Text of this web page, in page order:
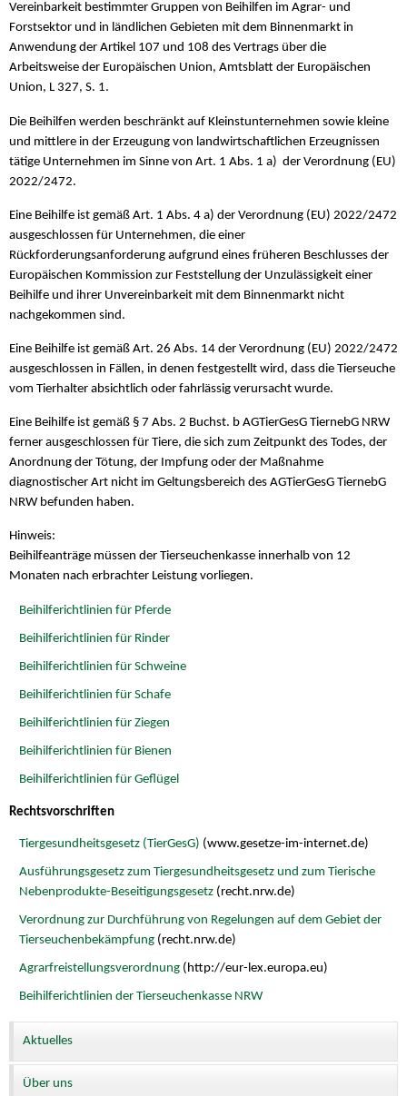
Vereinbarkeit bestimmter Gruppen von Beihilfen im Agrar- und
Forstsektor und in ländlichen Gebieten mit dem Binnenmarkt in
Anwendung der Artikel 107 und 108 des Vertrags über die
Arbeitsweise der Europäischen Union, Amtsblatt der Europäischen
Union, L 327, S. 1.
Die Beihilfen werden beschränkt auf Kleinstunternehmen sowie kleine
und mittlere in der Erzeugung von landwirtschaftlichen Erzeugnissen
tätige Unternehmen im Sinne von Art. 1 Abs. 1 a) der Verordnung (EU)
2022/2472.
Eine Beihilfe ist gemäß Art. 1 Abs. 4 a) der Verordnung (EU) 2022/2472
ausgeschlossen für Unternehmen, die einer
Rückforderungsanforderung aufgrund eines früheren Beschlusses der
Europäischen Kommission zur Feststellung der Unzulässigkeit einer
Beihilfe und ihrer Unvereinbarkeit mit dem Binnenmarkt nicht
nachgekommen sind.
Eine Beihilfe ist gemäß Art. 26 Abs. 14 der Verordnung (EU) 2022/2472
ausgeschlossen in Fällen, in denen festgestellt wird, dass die Tierseuche
vom Tierhalter absichtlich oder fahrlässig verursacht wurde.
Eine Beihilfe ist gemäß § 7 Abs. 2 Buchst. b AGTierGesG TiernebG NRW
ferner ausgeschlossen für Tiere, die sich zum Zeitpunkt des Todes, der
Anordnung der Tötung, der Impfung oder der Maßnahme
diagnostischer Art nicht im Geltungsbereich des AGTierGesG TiernebG
NRW befunden haben.
Hinweis:
Beihilfeanträge müssen der Tierseuchenkasse innerhalb von 12
Monaten nach erbrachter Leistung vorliegen.
Beihilferichtlinien für Pferde
Beihilferichtlinien für Rinder
Beihilferichtlinien für Schweine
Beihilferichtlinien für Schafe
Beihilferichtlinien für Ziegen
Beihilferichtlinien für Bienen
Beihilferichtlinien für Geflügel
Rechtsvorschriften
Tiergesundheitsgesetz (TierGesG) (www.gesetze-im-internet.de)
Ausführungsgesetz zum Tiergesundheitsgesetz und zum Tierische
Nebenprodukte-Beseitigungsgesetz(recht.nrw.de)
Verordnung zur Durchführung von Regelungen auf dem Gebiet der
Tierseuchenbekämpfung(recht.nrw.de)
Agrarfreistellungsverordnung(http://eur-lex.europa.eu)
Beihilferichtlinien der Tierseuchenkasse NRW
Aktuelles
Über uns